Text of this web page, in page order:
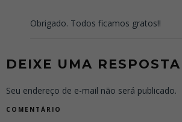
Obrigado. Todos ficamos gratos!!
DEIXE UMA RESPOSTA
Seu endereço de e-mail não será publicado.
COMENTÁRIO